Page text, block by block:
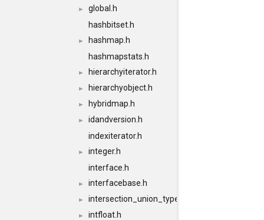
►
global.h
hashbitset.h
►
hashmap.h
hashmapstats.h
► hierarchyiterator.h
► hierarchyobject.h
► hybridmap.h
►
idandversion.h
indexiterator.h
►
integer.h
interface.h
► interfacebase.h
► intersection_union_type.h
► intfloat.h